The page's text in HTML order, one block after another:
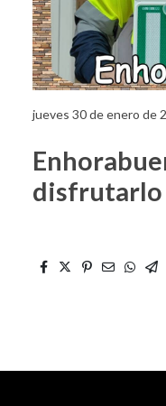
jueves 30 de enero de
disfrutarlo